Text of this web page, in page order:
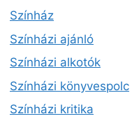
Színház
Színházi ajánló
Színházi alkotók
Színházi könyvespolc
Színházi kritika